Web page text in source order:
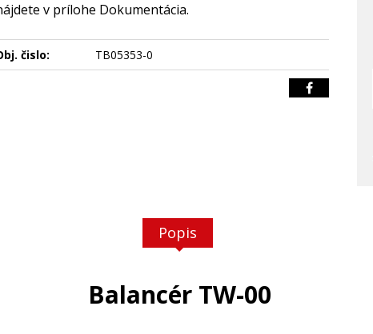
v prílohe Dokumentácia.
čislo: TB05353-0
Popis
Balancér TW-00